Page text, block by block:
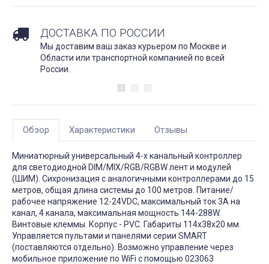
ДОСТАВКА ПО РОССИИ
Мы доставим ваш заказ курьером по Москве и
Области или транспортной компанией по всей
России.
Обзор Характеристики Отзывы
Миниатюрный универсальный 4-х канальный контроллер
для светодиодной DIM/MIX/RGB/RGBW лент и модулей
(ШИМ). Сихронизация с аналогичными контроллерами до 15
метров, общая длина системы до 100 метров. Питание/
рабочее напряжение 12-24VDC, максимальный ток 3A на
канал, 4 канала, максимальная мощность 144-288W.
Винтовые клеммы. Корпус - PVC. Габариты 114x38x20 мм.
Управляется пультами и панелями серии SMART
(поставляются отдельно). Возможно управление через
мобильное приложение по WiFi с помощью 023063